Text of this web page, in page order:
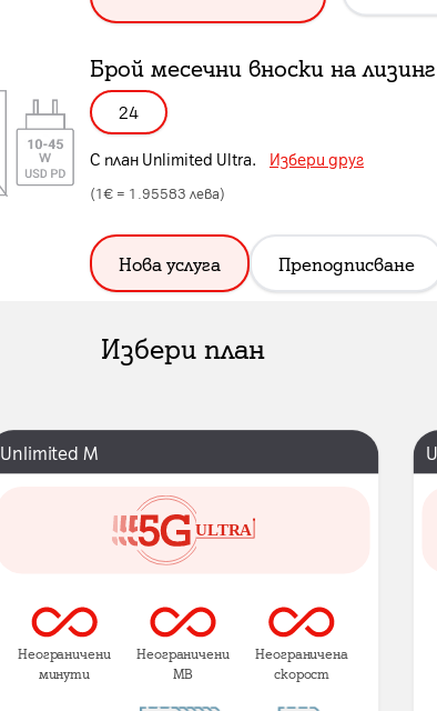
Брой месечни вноски на лизинг
24
С план Unlimited Ultra. Избери друг
(1€ = 1.95583 лева)
Нова услуга Преподписване
Избери план
Unlimited M
Неограничени
минути
Неограничени
MB
Неограничена
скорост